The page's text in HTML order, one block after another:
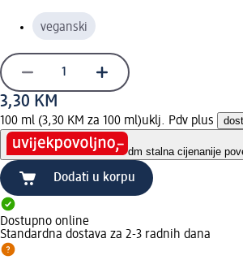
veganski
3,30 KM
100 ml (3,30 KM za 100 ml)uklj. Pdv plus
dm stalna cijenanije
Dodati u korpu
Dostupno online
Standardna dostava za 2-3 radnih dana